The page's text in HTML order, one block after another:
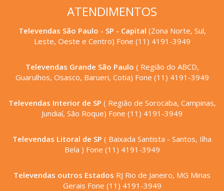
ATENDIMENTOS
Televendas São Paulo - SP - Capital (Zona Norte, Sul,
Leste, Oeste e Centro) Fone (11) 4191-3949
Televendas Grande São Paulo ( Região do ABCD,
Guarulhos, Osasco, Barueri, Cotia) Fone (11) 4191-3949
Televendas Interior de SP ( Região de Sorocaba, Campinas,
Jundiaí, São Roque) Fone (11) 4191-3949
Televendas Litoral de SP ( Baixada Santista - Santos, Ilha
Bela ) Fone (11) 4191-3949
Televendas outros Estados RJ Rio de Janeiro, MG Minas
Gerais Fone (11) 4191-3949